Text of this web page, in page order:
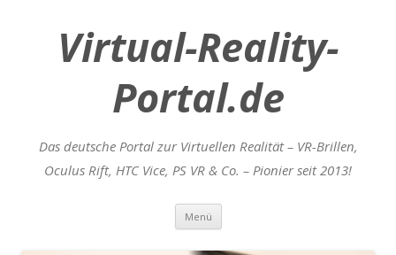
Virtual-Reality-
Portal.de
Das deutsche Portal zur Virtuellen Realität – VR-Brillen,
Oculus Rift, HTC Vice, PS VR & Co. – Pionier seit 2013!
Menü Zum
springen